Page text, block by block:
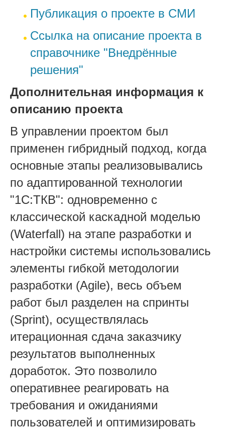
Публикация о проекте в СМИ
Ссылка на описание проекта в
справочнике "Внедрённые
решения"
Дополнительная информация к
описанию проекта
В управлении проектом был
применен гибридный подход, когда
основные этапы реализовывались
по адаптированной технологии
"1С:ТКВ": одновременно с
классической каскадной моделью
(Waterfall) на этапе разработки и
настройки системы использовались
элементы гибкой методологии
разработки (Agile), весь объем
работ был разделен на спринты
(Sprint), осуществлялась
итерационная сдача заказчику
результатов выполненных
доработок. Это позволило
оперативнее реагировать на
требования и ожиданиями
пользователей и оптимизировать